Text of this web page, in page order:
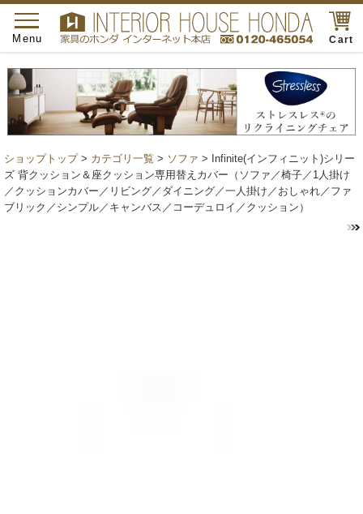
Cart
toggle
navigation
Menu
ショップトップ> カテゴリ一覧 > ソファ > Infinite(インフィニット)シリー
ズ 背クッション＆座クッション専用替えカバー（ソファ／椅子／1人掛け
／クッションカバー／リビング／ダイニング／一人掛け／おしゃれ／ファ
ブリック／シンプル／キャンバス／コーデュロイ／クッション）